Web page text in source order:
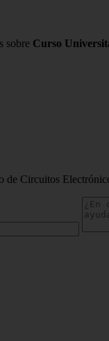
sobre Curso
de Circuitos